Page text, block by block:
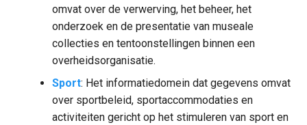
omvat over de verwerving, het beheer, het
onderzoek en de presentatie van museale
collecties en tentoonstellingen binnen een
overheidsorganisatie.
Sport: Het informatiedomein dat gegevens omvat
over sportbeleid, sportaccommodaties en
activiteiten gericht op het stimuleren van sport en